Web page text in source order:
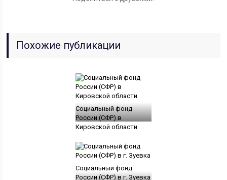
Похожие публикации
Социальный фонд
России (СФР) в
Кировской области
Социальный фонд
России (СФР) в г. Зуевка